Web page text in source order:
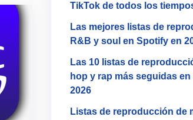
TikTok de todos los
Las mejores listas de
R&B y soul en Spotify en
Las 10 listas de
hop y rap más seguidas
2026
Listas de reproducción de